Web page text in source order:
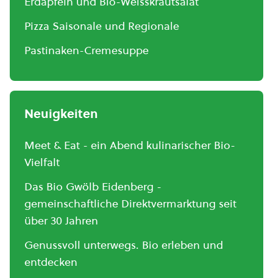
Pizza Saisonale und Regionale
Pastinaken-Cremesuppe
Neuigkeiten
Meet & Eat - ein Abend kulinarischer Bio-
Vielfalt
Das Bio Gwölb Eidenberg -
gemeinschaftliche Direktvermarktung seit
über 30 Jahren
Genussvoll unterwegs. Bio erleben und
entdecken